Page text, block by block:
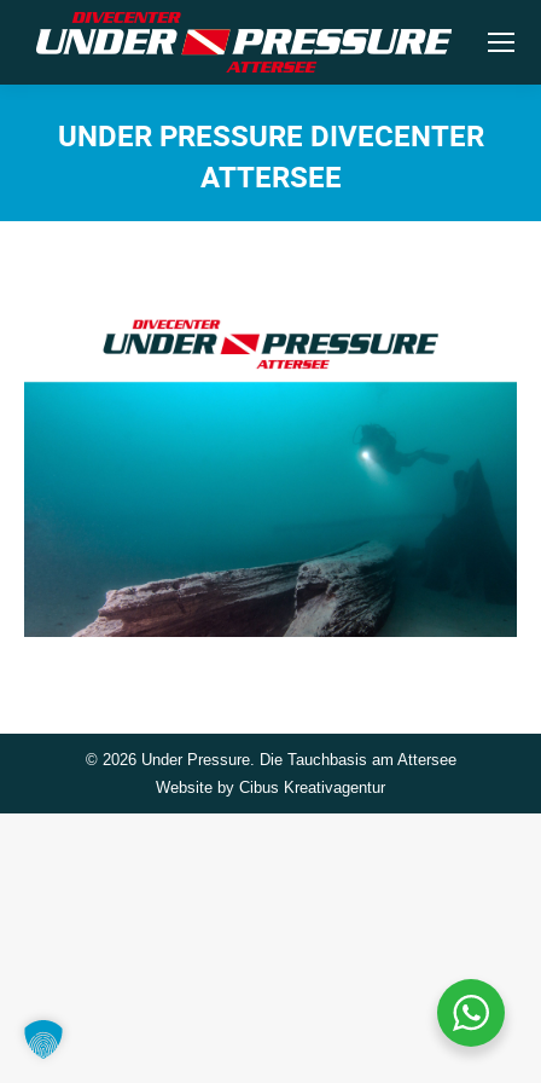
UNDER PRESSURE DIVECENTER
ATTERSEE
© 2026 Under Pressure. Die Tauchbasis am Attersee
Website by Cibus Kreativagentur